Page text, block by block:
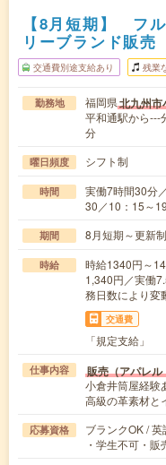
【8月短期】 フ
リーブランド販売
交通費別途支給あり 残業
勤務地 福岡県北九州市
平和通駅から---
分
曜日頻度 シフト制
時間
実働7時間30分
30／10：15～
期間 8月短期～更新制
時給
時給1340円～
1,340円／実働
務日数により変
交通費
「規定支給」
仕事内容 販売（アパレ
小倉井筒屋経験
高級の革素材と
応募資格
ブランクOK /
・学生不可・